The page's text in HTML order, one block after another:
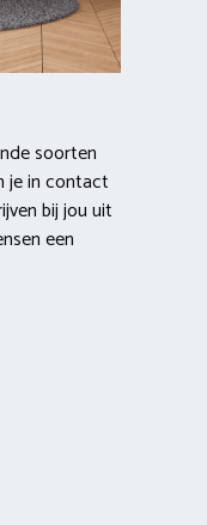
soorten
je in contact
bij jou uit
een